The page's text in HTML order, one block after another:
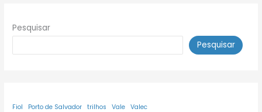
Pesquisar
Pesquisar
Fiol Porto de Salvador trilhos Vale Valec